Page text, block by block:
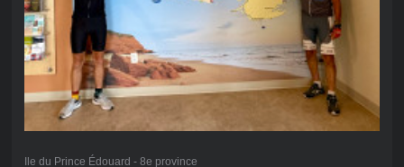
Ile du Prince Édouard - 8e province